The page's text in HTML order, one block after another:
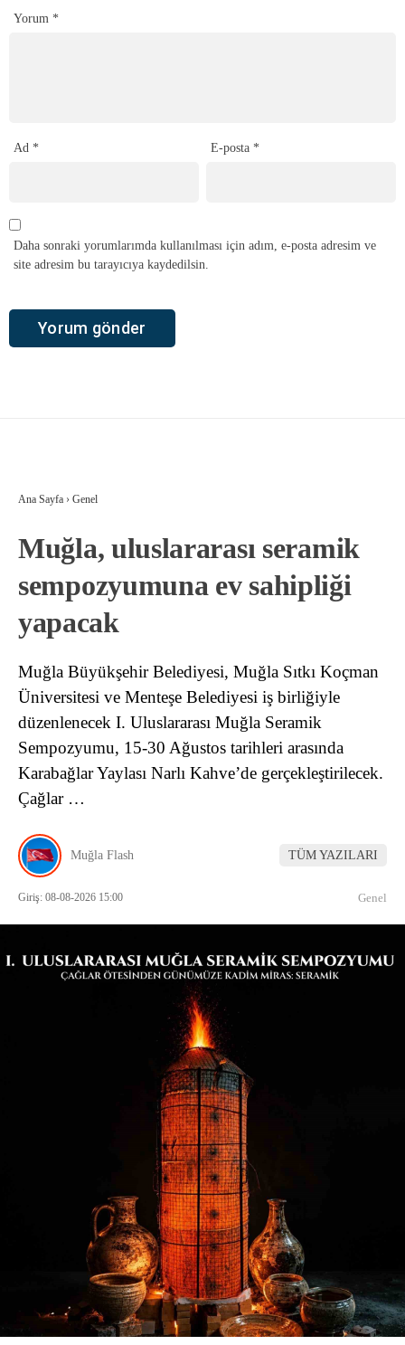
Yorum *
Ad * E-posta *
Daha sonraki yorumlarımda kullanılması için adım, e-posta adresim ve
site adresim bu tarayıcıya kaydedilsin.
Ana Sayfa › Genel
Muğla, uluslararası seramik
sempozyumuna ev sahipliği
yapacak
Muğla Büyükşehir Belediyesi, Muğla Sıtkı Koçman
Üniversitesi ve Menteşe Belediyesi iş birliğiyle
düzenlenecek I. Uluslararası Muğla Seramik
Sempozyumu, 15-30 Ağustos tarihleri arasında
Karabağlar Yaylası Narlı Kahve’de gerçekleştirilecek.
Çağlar …
Muğla Flash TÜM YAZILARI
Giriş: 08-08-2026 15:00 Genel